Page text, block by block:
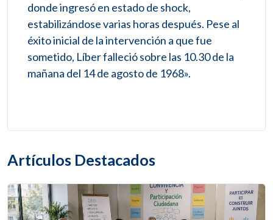
donde ingresó en estado de shock,
estabilizándose varias horas después. Pese al
éxito inicial de la intervención a que fue
sometido, Líber falleció sobre las 10.30 de la
mañana del 14 de agosto de 1968».
Artículos Destacados